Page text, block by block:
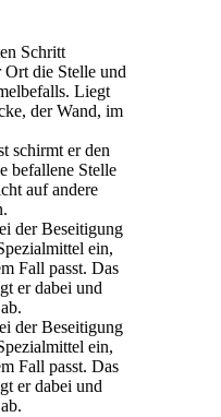
Schritt
die Stelle und
Liegt
der Wand, im
schirmt er den
befallene Stelle
auf andere
der Beseitigung
ein,
Fall passt. Das
er dabei und
der Beseitigung
ein,
Fall passt. Das
er dabei und